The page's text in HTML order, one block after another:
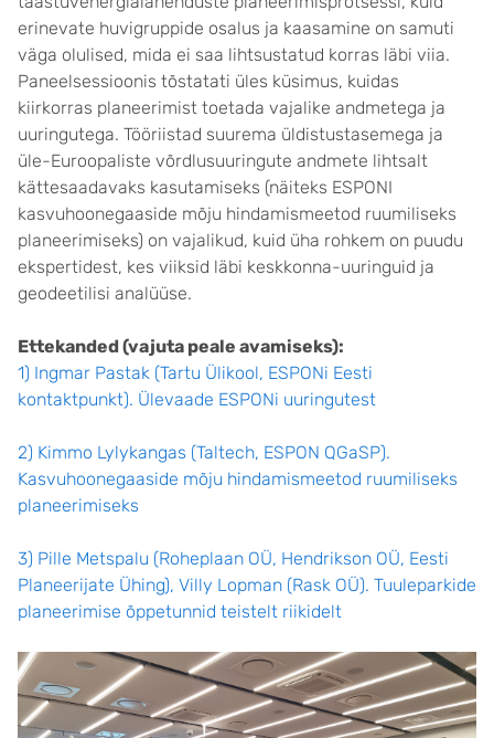
erinevate huvigruppide osalus ja kaasamine on samuti
väga olulised, mida ei saa lihtsustatud korras läbi viia.
Paneelsessioonis tõstatati üles küsimus, kuidas
kiirkorras planeerimist toetada vajalike andmetega ja
uuringutega. Tööriistad suurema üldistustasemega ja
üle-Euroopaliste võrdlusuuringute andmete lihtsalt
kättesaadavaks kasutamiseks (näiteks ESPONI
kasvuhoonegaaside mõju hindamismeetod ruumiliseks
planeerimiseks) on vajalikud, kuid üha rohkem on puudu
ekspertidest, kes viiksid läbi keskkonna-uuringuid ja
geodeetilisi analüüse.
Ettekanded (vajuta peale avamiseks):
1) Ingmar Pastak (Tartu Ülikool, ESPONi Eesti
kontaktpunkt). Ülevaade ESPONi uuringutest
2) Kimmo Lylykangas (Taltech, ESPON QGaSP).
Kasvuhoonegaaside mõju hindamismeetod ruumiliseks
planeerimiseks
3) Pille Metspalu (Roheplaan OÜ, Hendrikson OÜ, Eesti
Planeerijate Ühing), Villy Lopman (Rask OÜ). Tuuleparkide
planeerimise õppetunnid teistelt riikidelt